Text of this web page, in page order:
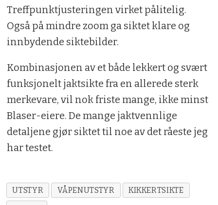
Treffpunktjusteringen virket pålitelig.
Også på mindre zoom ga siktet klare og
innbydende siktebilder.
Kombinasjonen av et både lekkert og svært
funksjonelt jaktsikte fra en allerede sterk
merkevare, vil nok friste mange, ikke minst
Blaser-eiere. De mange jaktvennlige
detaljene gjør siktet til noe av det råeste jeg
har testet.
UTSTYR VÅPENUTSTYR
KIKKERTSIKTE